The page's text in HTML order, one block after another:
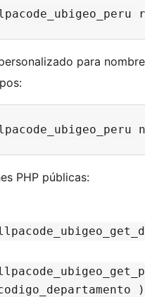
para
PHP públicas:
)